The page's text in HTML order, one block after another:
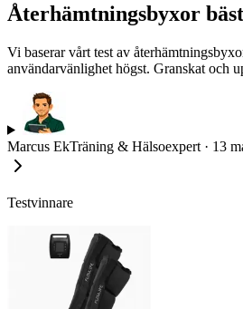
Återhämtningsbyxor
Vi baserar vårt test av
användarvänlighet högst. Granskat och
Marcus EkTräning & Hälsoexpert · 13
Testvinnare